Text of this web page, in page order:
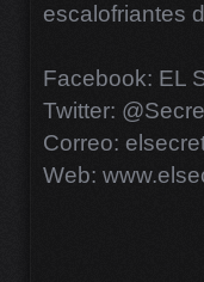
escalofriantes
Facebook: EL
Twitter:
Correo:
Web: